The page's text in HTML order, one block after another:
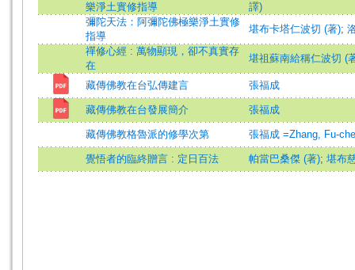
樂淨土實修指導
譯)
彌陀天法：阿彌陀佛極樂淨土實修
指導
堪布卡塔仁波切 (著);
禪修心經 : 萬物顯現，卻不真實存
在
堪祖蘇南給稱仁波切 (
藏傳佛教在台弘傳建言 張福成
藏傳佛教在台發展簡介 張福成
藏傳佛教格魯派的修學次第 張福成 =Zhang, Fu-
覺悟者的臨終贈言 : 定日百法 帕當巴桑傑 (著); 堪布